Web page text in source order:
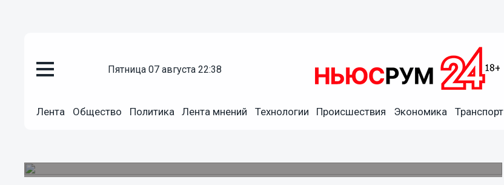
пятница 07 августа 22:38
Лента Общество Политика Лента мнений Технологии Происшествия Экономика Транспорт
11.10.2019 21:49
Горьковский автозавод присоединился к массовой зарядке
в рамках форума «Россия – спортивная держава»